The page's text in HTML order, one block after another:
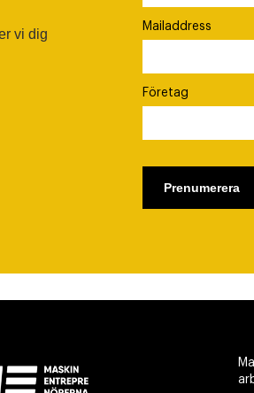
vi dig
Mailaddress
Företag